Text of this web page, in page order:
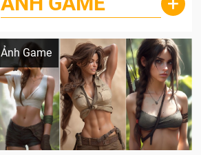
Ảnh Game
Lala Croft vừa nóng vừa xinh dưới nét vẽ
Khi AI Cosplay gái đẹp One Piece